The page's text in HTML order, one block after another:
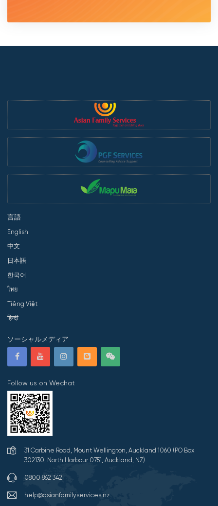
言語
English
中文
日本語
한국어
ไทย
Tiếng Việt
हिन्दी
ソーシャルメディア
Follow us on Wechat
31 Carbine Road, Mount Wellington, Auckland 1060 (PO Box
302130, North Harbour 0751, Auckland, NZ)
0800 862 342
help@asianfamilyservices.nz